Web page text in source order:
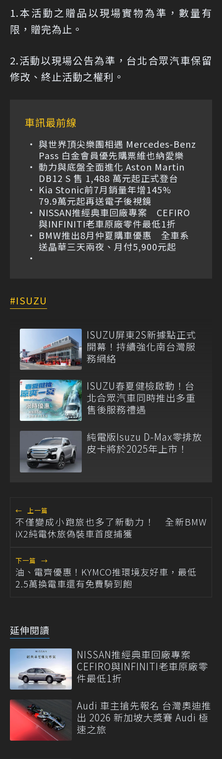
1.本活動之贈品以現場實物為準，數量有
限，贈完為止。
2.活動以現場公告為準，台北合眾汽車保留
修改、終止活動之權利。
車訊最前線
與世界頂尖樂團相遇 Mercedes-Benz
Pass 白金會員優先購票維也納愛樂
動力與底盤全面進化 Aston Martin
DB12 S 售 1,488 萬元起正式登台
Kia Stonic前7月銷量年增145%
79.9萬元起再送電子後視鏡
NISSAN推經典車回廠專案 CEFIRO
與INFINITI老車原廠零件最低1折
BMW推出8月仲夏購車優惠 全車系
送晶華三天兩夜、月付5,900元起
ISUZU
ISUZU屏東2S新據點正式
開幕！持續強化南台灣服
務網絡
ISUZU春夏健檢啟動！台
北合眾汽車同時推出多重
售後服務禮遇
純電版Isuzu D-Max零排放
皮卡將於2025年上市！
← 上一篇
不僅變成小跑旅也多了新動力！ 全新BMW
iX2純電休旅偽裝車首度捕獲
下一篇 →
油、電齊優惠！KYMCO推環境友好車，最低
2.5萬換電車還有免費騎到飽
延伸閱讀
NISSAN推經典車回廠專案
CEFIRO與INFINITI老車原廠零
件最低1折
Audi 車主搶先報名 台灣奧迪推
出 2026 新加坡大獎賽 Audi 極
速之旅